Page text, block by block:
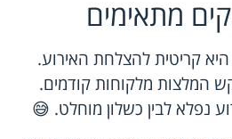
מתאימים
קריטית להצלחת האירוע.
המלצות מלקוחות קודמים.
נפלא לבין כשלון מוחלט. 😅